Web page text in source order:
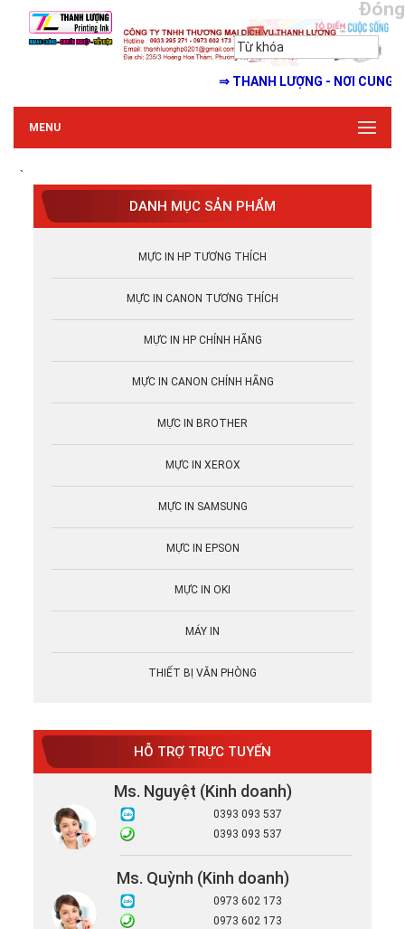
Đóng
⇒ THANH LƯỢNG - NƠI CUNG CẤP
MENU
`
DANH MỤC SẢN PHẨM
MỰC IN HP TƯƠNG THÍCH
MỰC IN CANON TƯƠNG THÍCH
MỰC IN HP CHÍNH HÃNG
MỰC IN CANON CHÍNH HÃNG
MỰC IN BROTHER
MỰC IN XEROX
MỰC IN SAMSUNG
MỰC IN EPSON
MỰC IN OKI
MÁY IN
THIẾT BỊ VĂN PHÒNG
HỖ TRỢ TRỰC TUYẾN
Ms. Nguyệt (Kinh doanh)
0393 093 537
0393 093 537
Ms. Quỳnh (Kinh doanh)
0973 602 173
0973 602 173